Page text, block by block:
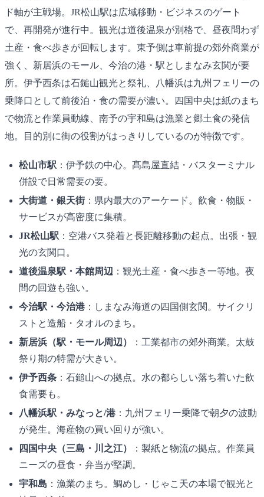
ド軸が主戦場。JR松山駅は広域移動・ビジネスのゲート
で、再開発が進行中。観光は道後温泉が別格で、昼夜問わず
土産・食べ歩きが回転します。東予側は車前提の郊外商業が
強く、新居浜のモール、今治の港・駅としまなみ玄関が要
所。伊予西条は石鎚山観光と祭礼、八幡浜は九州フェリーの
乗降口として前後泊・食の需要が濃い。四国中央は紙のまち
で物流と作業員動線、南予の宇和島は漁業と郷土食の発信
地。目的別に街の役割がはっきりしているのが特徴です。
松山市駅 ：伊予鉄の中心。髙島屋直結・バスターミナル
併設で日常需要の要。
大街道・銀天街：県内最大のアーケード。飲食・物販・
サービスが高密度に集積。
JR松山駅 ：空港バス発着と長距離移動の起点。出張・観
光の玄関口。
道後温泉駅・本館周辺 ：観光土産・食べ歩き一等地。夜
間の回遊も強い。
今治駅・今治港：しまなみ海道の四国側玄関。サイクリ
ストと造船・タオルのまち。
新居浜（駅・モール周辺）
：工業都市の郊外商業。太鼓
祭り期の特需が大きい。
伊予西条 ：石鎚山への拠点。水の都らしい落ち着いた飲
食需要も。
八幡浜駅・みなっと/港：九州フェリー乗降で朝夕の波動
が発生。海産物の買い回りが強い。
四国中央（三島・川之江）
：製紙と物流の拠点。作業員
ニーズの昼食・弁当が堅調。
宇和島 ：漁業のまち。鯛めし・じゃこ天の本場で観光と